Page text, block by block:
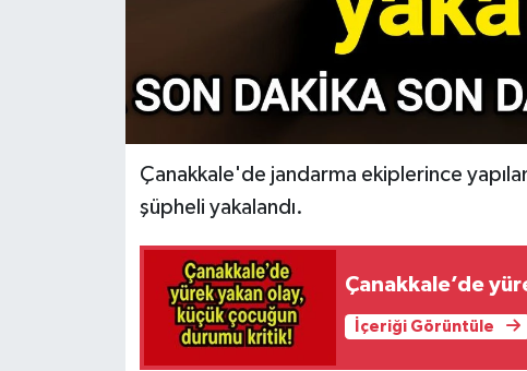
Çanakkale'de jandarma ekiplerince
şüpheli yakalandı.
Çanakkale’de
İçeriği Görüntüle